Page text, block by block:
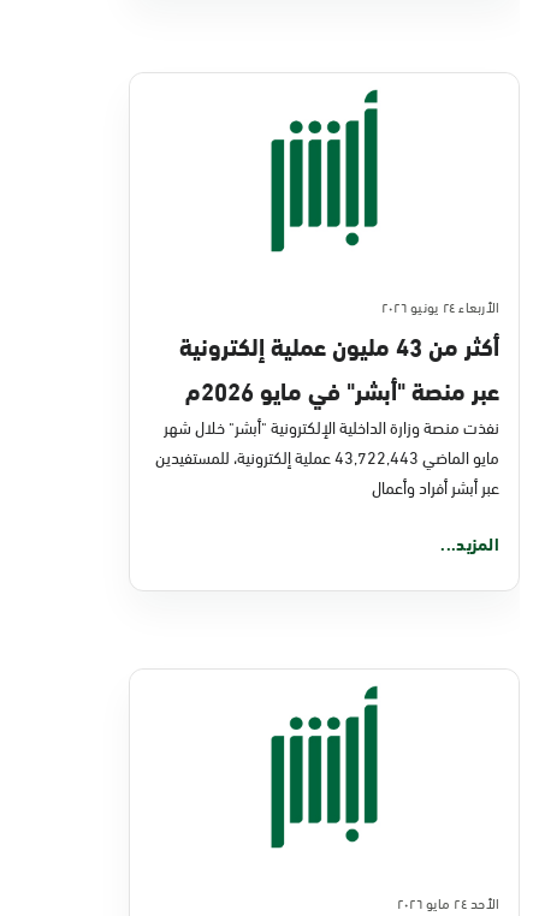
الأربعاء ٢٤ يونيو ٢٠٢٦
أكثر من 43 مليون عملية إلكترونية
عبر منصة "أبشر" في مايو 2026م
نفذت منصة وزارة الداخلية الإلكترونية "أبشر" خلال شهر
مايو الماضي 43,722,443 عملية إلكترونية، للمستفيدين
عبر أبشر أفراد وأعمال
المزيد...
الأحد ٢٤ مايو ٢٠٢٦